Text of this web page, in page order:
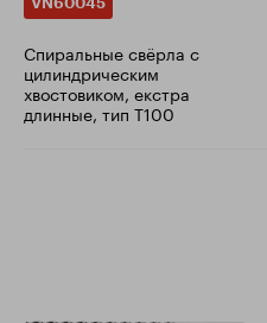
Cпиральные свёрла с
цилиндрическим
хвостовиком, екстра
длинные, тип T100